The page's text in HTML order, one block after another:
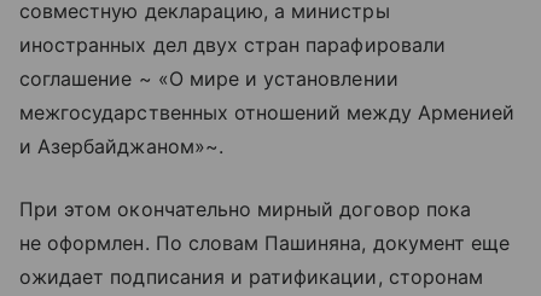
совместную декларацию, а министры
иностранных дел двух стран парафировали
соглашение ~ «О мире и установлении
межгосударственных отношений между Арменией
и Азербайджаном»~.
При этом окончательно мирный договор пока
не оформлен. По словам Пашиняна, документ еще
ожидает подписания и ратификации, сторонам